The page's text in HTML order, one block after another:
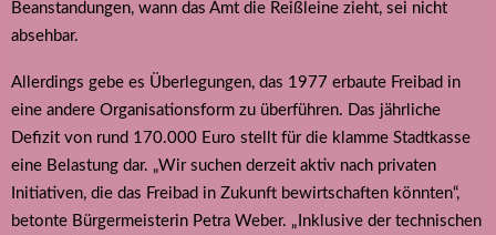
Beanstandungen, wann das Amt die Reißleine zieht, sei nicht
absehbar.
Allerdings gebe es Überlegungen, das 1977 erbaute Freibad in
eine andere Organisationsform zu überführen. Das jährliche
Defizit von rund 170.000 Euro stellt für die klamme Stadtkasse
eine Belastung dar. „Wir suchen derzeit aktiv nach privaten
Initiativen, die das Freibad in Zukunft bewirtschaften könnten“,
betonte Bürgermeisterin Petra Weber. „Inklusive der technischen